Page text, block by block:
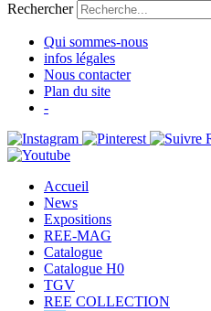
Rechercher
Qui sommes-nous
infos légales
Nous contacter
Plan du site
-
Accueil
News
Expositions
REE-MAG
Catalogue
Catalogue H0
TGV
REE COLLECTION